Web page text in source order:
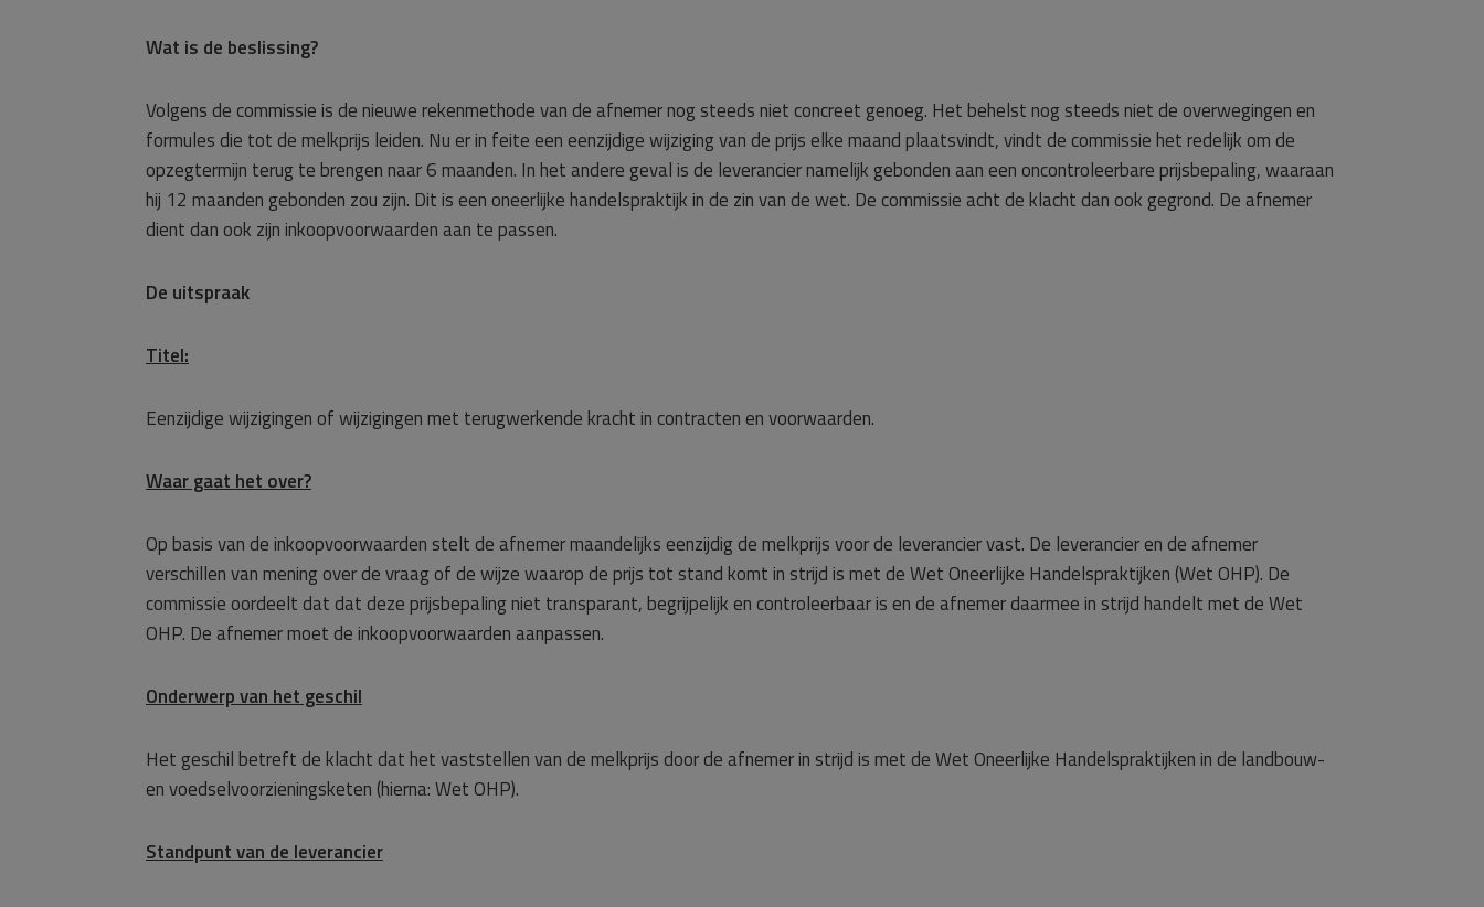
Wat is de beslissing?
Volgens de commissie is de nieuwe rekenmethode van de afnemer nog steeds niet concreet genoeg. Het behelst nog steeds niet de overwegingen en
formules die tot de melkprijs leiden. Nu er in feite een eenzijdige wijziging van de prijs elke maand plaatsvindt, vindt de commissie het redelijk om de
opzegtermijn terug te brengen naar 6 maanden. In het andere geval is de leverancier namelijk gebonden aan een oncontroleerbare prijsbepaling, waaraan
hij 12 maanden gebonden zou zijn. Dit is een oneerlijke handelspraktijk in de zin van de wet. De commissie acht de klacht dan ook gegrond. De afnemer
dient dan ook zijn inkoopvoorwaarden aan te passen.
De uitspraak
Titel:
Eenzijdige wijzigingen of wijzigingen met terugwerkende kracht in contracten en voorwaarden.
Waar gaat het over?
Op basis van de inkoopvoorwaarden stelt de afnemer maandelijks eenzijdig de melkprijs voor de leverancier vast. De leverancier en de afnemer
verschillen van mening over de vraag of de wijze waarop de prijs tot stand komt in strijd is met de Wet Oneerlijke Handelspraktijken (Wet OHP). De
commissie oordeelt dat dat deze prijsbepaling niet transparant, begrijpelijk en controleerbaar is en de afnemer daarmee in strijd handelt met de Wet
OHP. De afnemer moet de inkoopvoorwaarden aanpassen.
Onderwerp van het geschil
Het geschil betreft de klacht dat het vaststellen van de melkprijs door de afnemer in strijd is met de Wet Oneerlijke Handelspraktijken in de landbouw-
en voedselvoorzieningsketen (hierna: Wet OHP).
Standpunt van de leverancier